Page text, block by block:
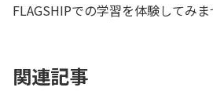
FLAGSHIPでの学習を体験してみま
関連記事